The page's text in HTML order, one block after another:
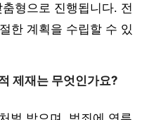
형으로 진행됩니다. 전
한 계획을 수립할 수 있
제재는 무엇인가요?